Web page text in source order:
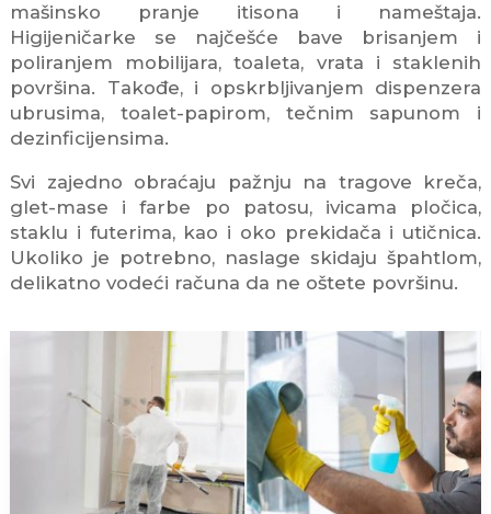
mašinsko pranje itisona i nameštaja.
Higijeničarke se najčešće bave brisanjem i
poliranjem mobilijara, toaleta, vrata i staklenih
površina. Takođe, i opskrbljivanjem dispenzera
ubrusima, toalet-papirom, tečnim sapunom i
dezinficijensima.
Svi zajedno obraćaju pažnju na tragove kreča,
glet-mase i farbe po patosu, ivicama pločica,
staklu i futerima, kao i oko prekidača i utičnica.
Ukoliko je potrebno, naslage skidaju špahtlom,
delikatno vodeći računa da ne oštete površinu.